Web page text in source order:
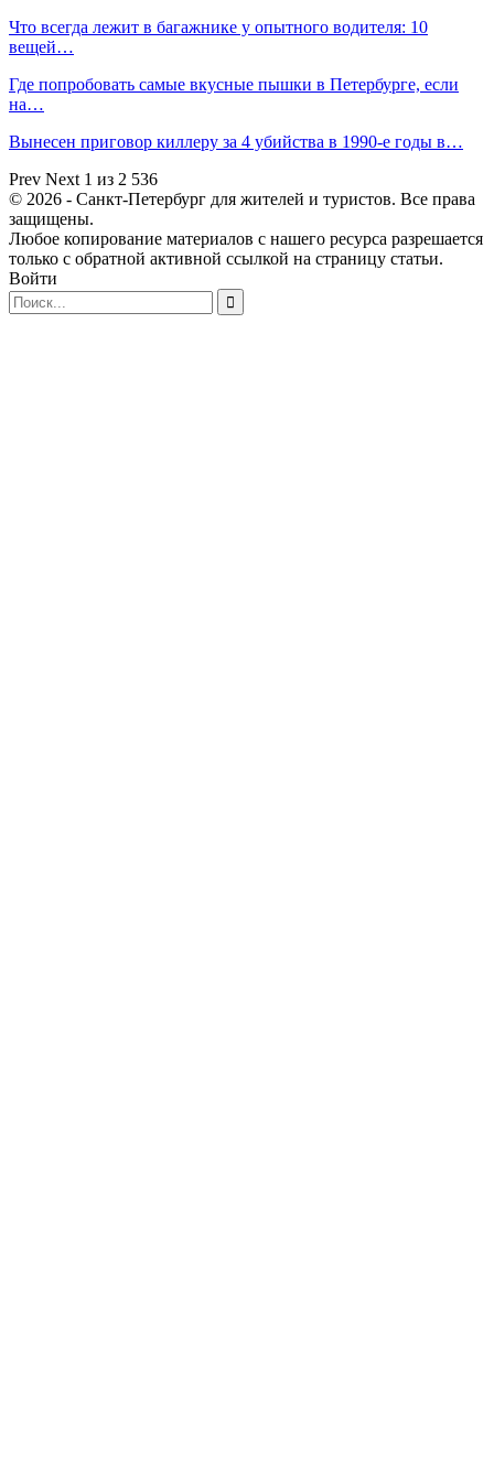
Что всегда лежит в багажнике у опытного водителя: 10
вещей…
Где попробовать самые вкусные пышки в Петербурге, если
на…
Вынесен приговор киллеру за 4 убийства в 1990-е годы в…
Prev Next 1 из 2 536
© 2026 - Санкт-Петербург для жителей и туристов. Все права
защищены.
Любое копирование материалов с нашего ресурса разрешается
только с обратной активной ссылкой на страницу статьи.
Войти